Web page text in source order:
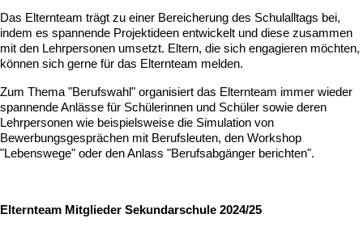
Das Elternteam trägt zu einer Bereicherung des Schulalltags bei,
indem es spannende Projektideen entwickelt und diese zusammen
mit den Lehrpersonen umsetzt. Eltern, die sich engagieren möchten,
können sich gerne für das Elternteam melden.
Zum Thema "Berufswahl" organisiert das Elternteam immer wieder
spannende Anlässe für Schülerinnen und Schüler sowie deren
Lehrpersonen wie beispielsweise die Simulation von
Bewerbungsgesprächen mit Berufsleuten, den Workshop
"Lebenswege" oder den Anlass "Berufsabgänger berichten".
Elternteam Mitglieder Sekundarschule 2024/25